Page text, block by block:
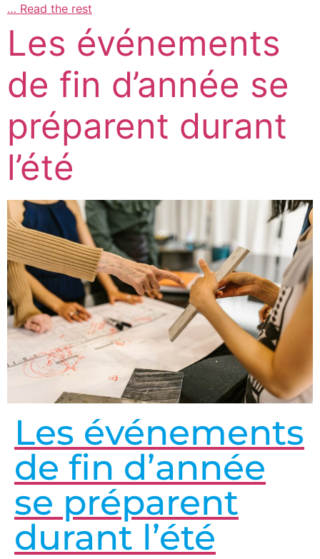
… Read the rest
Les événements
de fin d’année se
préparent durant
l’été
Les événements
de fin d’année
se préparent
durant l’été